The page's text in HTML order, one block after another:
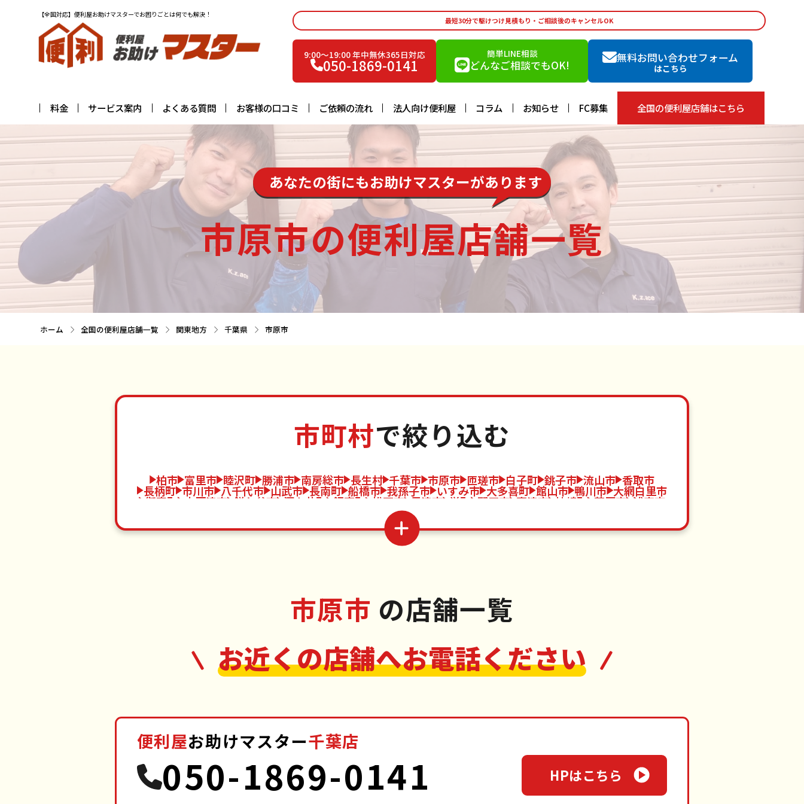
【全国対応】便利屋お助けマスターでお困りごとは何でも解決！
最短30分で駆けつけ見積もり・ご相談後のキャンセルOK
9:00〜19:00 年中無休365日対応
050-1869-0141
簡単LINE相談
どんなご相談でもOK!
無料お問い合わせフォーム
はこちら
料金 サービス案内 よくある質問 お客様の口コミ ご依頼の流れ 法人向け便利屋 コラム お知らせ FC募集 全国の便利屋店舗はこちら
あなたの街にもお助けマスターがあります
市原市の便利屋店舗一覧
ホーム 全国の便利屋店舗一覧 関東地方 千葉県 市原市
市町村で絞り込む
柏市 富里市 睦沢町 勝浦市 南房総市 長生村 千葉市 市原市 匝瑳市 白子町 銚子市 流山市 香取市
長柄町 市川市 八千代市 山武市 長南町 船橋市 我孫子市 いすみ市 大多喜町 館山市 鴨川市 大網白里市
御宿町 木更津市 鎌ケ谷市 酒々井町 鋸南町 松戸市 君津市 栄町 野田市 富津市 神崎町 茂原市 浦安市
袖ケ浦市 九十九里町
習志野市 白井市
市原市 の店舗一覧
お近くの店舗へお電話ください
便利屋お助けマスター千葉店
050-1869-0141 HPはこちら